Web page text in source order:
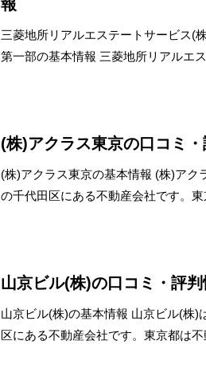
報
三菱地所リアルエステートサービス(
第一部の基本情報 三菱地所リアルエ
(株)アクラス東京の口コミ
(株)アクラス東京の基本情報 (株)アク
の千代田区にある不動産会社です。
山京ビル(株)の口コミ・評
山京ビル(株)の基本情報 山京ビル(株)
区にある不動産会社です。東京都は